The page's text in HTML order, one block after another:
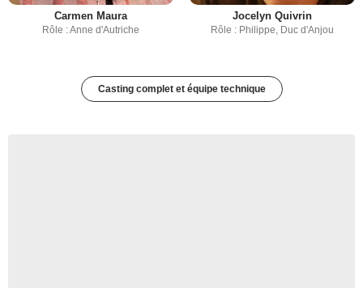
Carmen Maura
Rôle : Anne d'Autriche
Jocelyn Quivrin
Rôle : Philippe, Duc d'Anjou
Casting complet et équipe technique